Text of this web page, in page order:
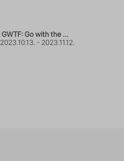
농담: 내게서 번져 당신에게 건네…
2023.08.31. - 2023.09.24.